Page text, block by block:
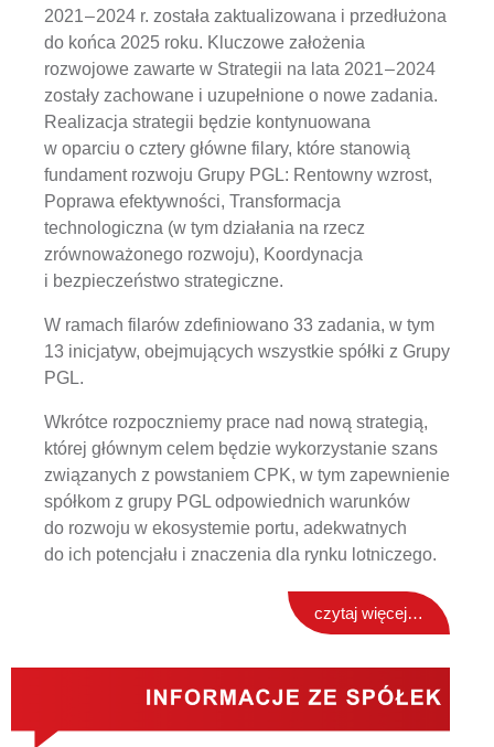
2021 – 2024 r. została zaktualizowana i przedłużona
do końca 2025 roku. Kluczowe założenia
rozwojowe zawarte w Strategii na lata 2021 – 2024
zostały zachowane i uzupełnione o nowe zadania.
Realizacja strategii będzie kontynuowana
w oparciu o cztery główne filary, które stanowią
fundament rozwoju Grupy PGL: Rentowny wzrost,
Poprawa efektywności, Transformacja
technologiczna (w tym działania na rzecz
zrównoważonego rozwoju), Koordynacja
i bezpieczeństwo strategiczne.
W ramach filarów zdefiniowano 33 zadania, w tym
13 inicjatyw, obejmujących wszystkie spółki z Grupy
PGL.
Wkrótce rozpoczniemy prace nad nową strategią,
której głównym celem będzie wykorzystanie szans
związanych z powstaniem CPK, w tym zapewnienie
spółkom z grupy PGL odpowiednich warunków
do rozwoju w ekosystemie portu, adekwatnych
do ich potencjału i znaczenia dla rynku lotniczego.
czytaj więcej…